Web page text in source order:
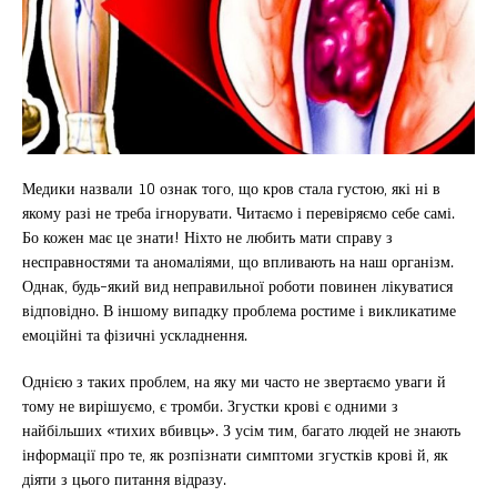
Медики назвали 10 ознак того, що кров стала густою, які ні в
якому разі не треба ігнорувати. Читаємо і перевіряємо себе самі.
Бо кожен має це знати! Ніхто не любить мати справу з
несправностями та аномаліями, що впливають на наш організм.
Однак, будь-який вид неправильної роботи повинен лікуватися
відповідно. В іншому випадку проблема ростиме і викликатиме
емоційні та фізичні ускладнення.
Однією з таких проблем, на яку ми часто не звертаємо уваги й
тому не вирішуємо, є тромби. Згустки крові є одними з
найбільших «тихих вбивць». З усім тим, багато людей не знають
інформації про те, як розпізнати симптоми згустків крові й, як
діяти з цього питання відразу.